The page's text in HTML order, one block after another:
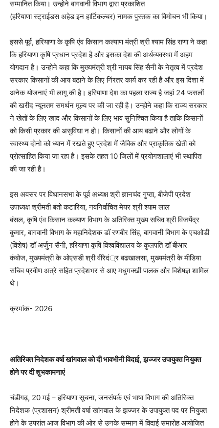
सम्मानित किया।उन्होनेबागवानी विभाग द्वारा प्रकाशित
(हरियाणास्ट्राईडसअहेड इनहार्टिकल्चर) नामक पुस्तक का विमोचन भी किया।
इससे पूर्व, हरियाणा के कृषि एंव किसान कल्याण मंत्री श्री श्याम सिंह राणा ने कहा
कि हरियाणा कृषि प्रधान प्रदेश है और इसका देश की अर्थव्यवस्था में अहम
योगदान है। उन्होने कहा कि मुख्यमंत्री श्री नायब सिंह सैनी के नेतृत्व में प्रदेश
सरकार किसानों की आय बढाने के लिए निंरतर कार्य कर रही है और इस दिशा में
अनेक योजनाएं भी लागू की है। हरियाणा देश का पहला राज्य है जहां 24 फसलों
की खरीद न्यूनतम समर्थन मूल्य पर की जा रही है। उन्होने कहा कि राज्य सरकार
ने खेतों के लिए खाद और किसानों के लिए भाव सुनिश्चित किया है ताकि किसानों
को किसी प्रकार की असुविधा न हो। किसानों की आय बढाने और लोगों के
स्वास्थ्य दोनो को ध्यान में रखते हुए प्रदेश में जैविक और प्राकृतिक खेती को
प्रोत्साहित किया जा रहा है। इसके तहत 10 जिलों में प्रयोगशालाएं भी स्थापित
की जा रही है।
इस अवसर पर विधानसभा के पूर्व अध्यक्ष श्री ज्ञानचंद गुप्ता, बीजेपी प्रदेश
उपाध्यक्ष श्रीमती बंतो कटारिया, नवनिर्वाचित मेयर श्री श्याम लाल
बंसल, कृषि एंव किसान कल्याण विभाग के अतिरिक्त मुख्य सचिव श्री विजयेंद्र
कुमार, बागवानी विभाग के महानिदेशक डाॅ रणबीर सिंह, बागवानी विभाग के एचओडी
(विशेष) डाॅ अर्जुन सैनी, हरियाणा कृषि विश्वविद्यालय के कुलपति डाॅ बीआर
कंबोज, मुख्यमंत्री के ओएसडी श्री वीरेदं्र बढखालसा, मुख्यमंत्री के मीडिया
सचिव प्रवीण अत्रे सहित प्रदेशभर से आए मधुमक्खी पालक और विशेषज्ञ शामिल
थे।
क्रमांक- 2026
अतिरिक्त निदेशक वर्षा खांगवाल को दी भावभीनी विदाई, झज्जर उपायुक्त नियुक्त
होने पर दी शुभकामनाएं
चंडीगढ़, 20 मई – हरियाणा सूचना, जनसंपर्क एवं भाषा विभाग की अतिरिक्त
निदेशक (प्रशासन) श्रीमती वर्षा खांगवाल के झज्जर के उपायुक्त पद पर नियुक्त
होने के उपरांत आज विभाग की ओर से उनके सम्मान में विदाई समारोह आयोजित